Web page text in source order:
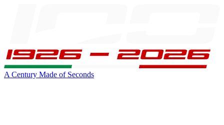
A Century Made of Seconds